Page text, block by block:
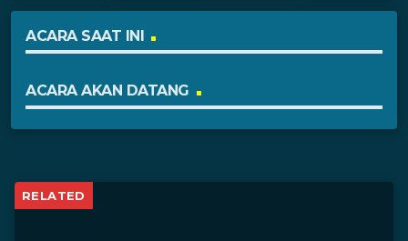
ACARA SAAT INI
ACARA AKAN DATANG
RELATED